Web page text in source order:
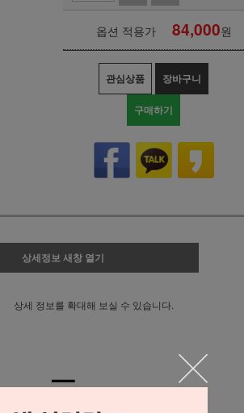
옵션 적용가 84,000원
관심상품 장바구니
구매하기
상세정보 새창 열기
상세 정보를 확대해 보실 수 있습니다.